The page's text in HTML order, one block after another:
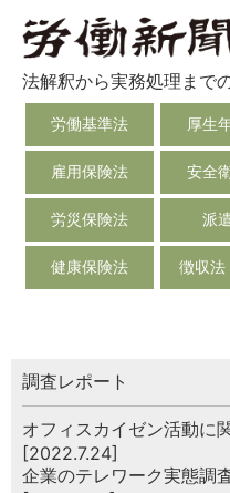
法解釈から実務処理まで
労働基準法 厚生
雇用保険法 安全
労災保険法 派
健康保険法 徴収
調査レポート
オフィスカイゼン活動に
[2022.7.24]
企業のテレワーク実態調